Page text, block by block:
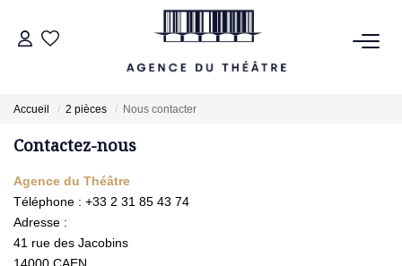
ESTIMATION
Accueil 2 pièces Nous contacter
Contactez-nous
Agence du Théâtre
Téléphone : +33 2 31 85 43 74
Adresse :
41 rue des Jacobins
14000 CAEN